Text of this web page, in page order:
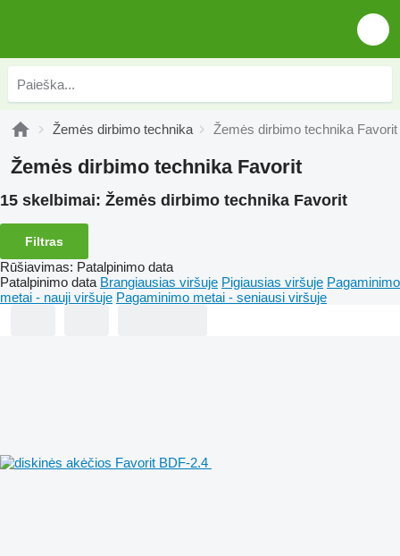
Žemės dirbimo technika Žemės dirbimo technika Favorit
Žemės dirbimo technika Favorit
15 skelbimai: Žemės dirbimo technika Favorit
Filtras
Rūšiavimas: Patalpinimo data
Patalpinimo data Brangiausias viršuje Pigiausias viršuje Pagaminimo
metai - nauji viršuje Pagaminimo metai - seniausi viršuje